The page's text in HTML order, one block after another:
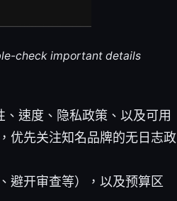
check important details
速度、隐私政策、以及可用
优先关注知名品牌的无日志政
避开审查等），以及预算区